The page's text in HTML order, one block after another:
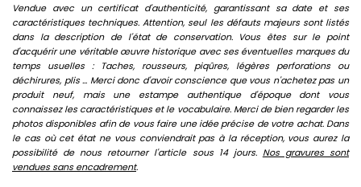
Vendue avec un certificat d'authenticité, garantissant sa date et ses
caractéristiques techniques. Attention, seul les défauts majeurs sont listés
dans la description de l'état de conservation. Vous êtes sur le point
d'acquérir une véritable œuvre historique avec ses éventuelles marques du
temps usuelles : Taches, rousseurs, piqûres, légères perforations ou
déchirures, plis ... Merci donc d'avoir conscience que vous n'achetez pas un
produit neuf, mais une estampe authentique d'époque dont vous
connaissez les caractéristiques et le vocabulaire. Merci de bien regarder les
photos disponibles afin de vous faire une idée précise de votre achat. Dans
le cas où cet état ne vous conviendrait pas à la réception, vous aurez la
possibilité de nous retourner l'article sous 14 jours. Nos gravures sont
vendues sans encadrement.